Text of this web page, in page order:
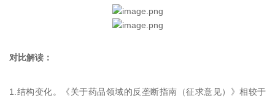
对比解读：
1.结构变化。《关于药品领域的反垄断指南（征求意见）》相较于